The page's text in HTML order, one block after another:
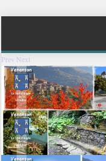
Prev Next